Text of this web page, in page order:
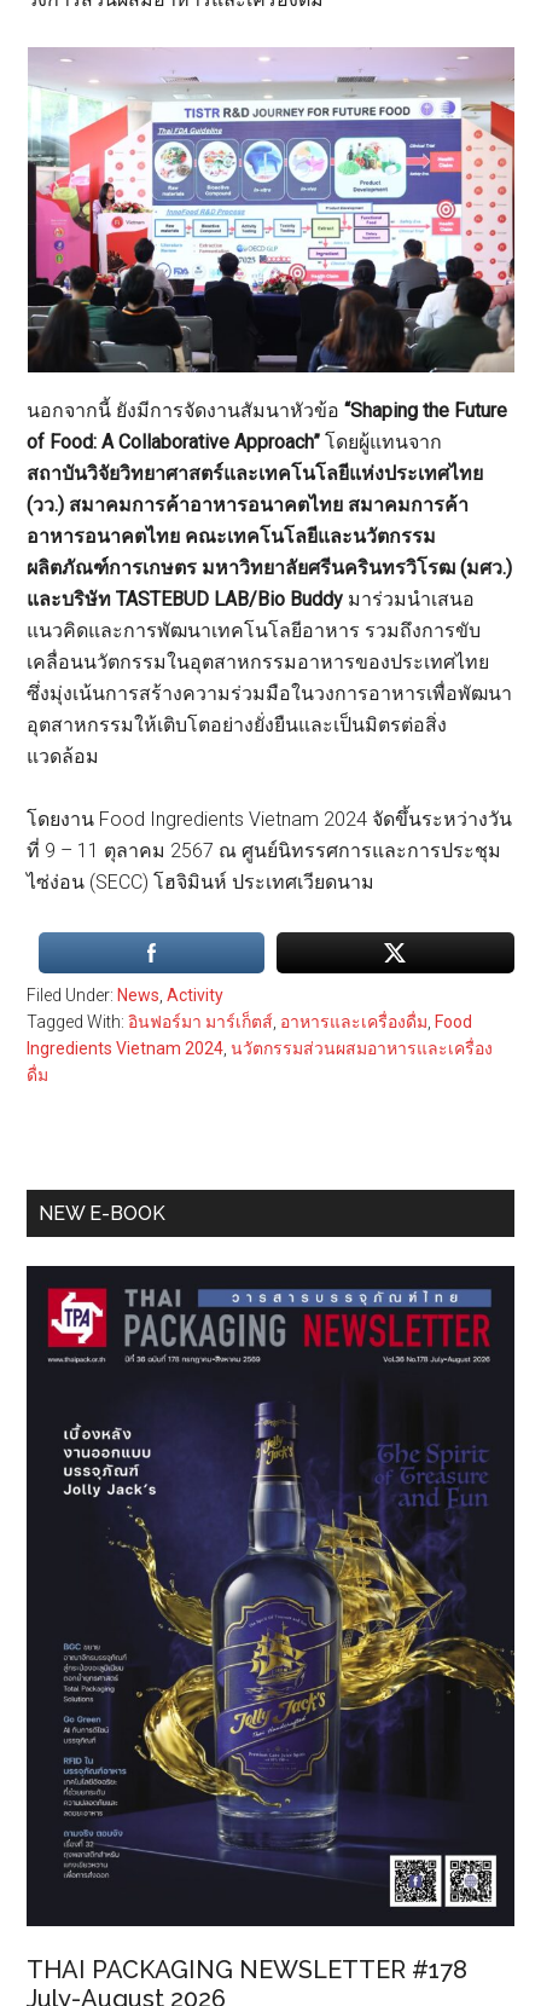
นอกจากนี้ ยังมีการจัดงานสัมนาหัวข้อ“Shaping the Future
of Food: A Collaborative Approach” โดยผู้แทนจาก
สถาบันวิจัยวิทยาศาสตร์และเทคโนโลยีแห่งประเทศไทย
(วว.) สมาคมการค้าอาหารอนาคตไทย สมาคมการค้า
อาหารอนาคตไทย คณะเทคโนโลยีและนวัตกรรม
ผลิตภัณฑ์การเกษตร มหาวิทยาลัยศรีนครินทรวิโรฒ (มศว.)
และบริษัท TASTEBUD LAB/Bio Buddy มาร่วมนำเสนอ
แนวคิดและการพัฒนาเทคโนโลยีอาหาร รวมถึงการขับ
เคลื่อนนวัตกรรมในอุตสาหกรรมอาหารของประเทศไทย
ซึ่งมุ่งเน้นการสร้างความร่วมมือในวงการอาหารเพื่อพัฒนา
อุตสาหกรรมให้เติบโตอย่างยั่งยืนและเป็นมิตรต่อสิ่ง
แวดล้อม
โดยงาน Food Ingredients Vietnam 2024 จัดขึ้นระหว่างวัน
ที่ 9 – 11 ตุลาคม 2567 ณ ศูนย์นิทรรศการและการประชุม
ไซ่ง่อน (SECC) โฮจิมินห์ ประเทศเวียดนาม
Filed Under: News,Activity
Tagged With:อินฟอร์มา มาร์เก็ตส์, อาหารและเครื่องดื่ม, Food
Ingredients Vietnam 2024,นวัตกรรมส่วนผสมอาหารและเครื่อง
ดื่ม
Primary
NEW E-BOOK
THAI PACKAGING NEWSLETTER #178
July-August 2026